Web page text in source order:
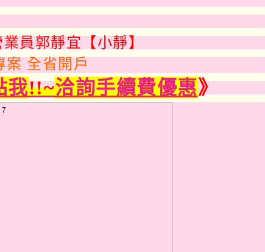
員郭靜宜【小靜】
案 全省開戶
我!!~洽詢手續費優惠》